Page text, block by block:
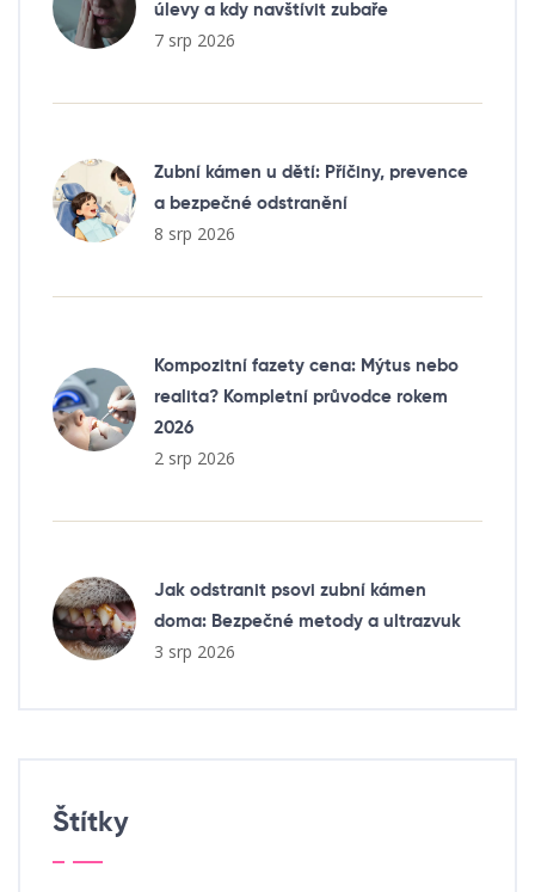
úlevy a kdy navštívit zubaře
7 srp 2026
Zubní kámen u dětí: Příčiny, prevence
a bezpečné odstranění
8 srp 2026
Kompozitní fazety cena: Mýtus nebo
realita? Kompletní průvodce rokem
2026
2 srp 2026
Jak odstranit psovi zubní kámen
doma: Bezpečné metody a ultrazvuk
3 srp 2026
Štítky